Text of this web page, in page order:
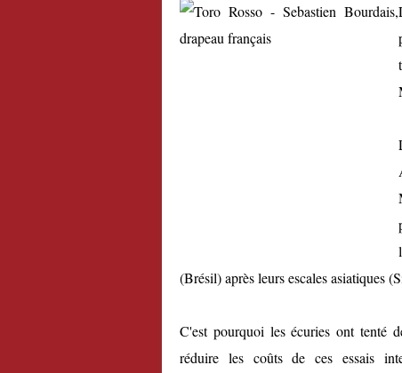
(Brésil) après leurs escales asiatiques
C'est pourquoi les écuries ont tenté
réduire les coûts de ces essais